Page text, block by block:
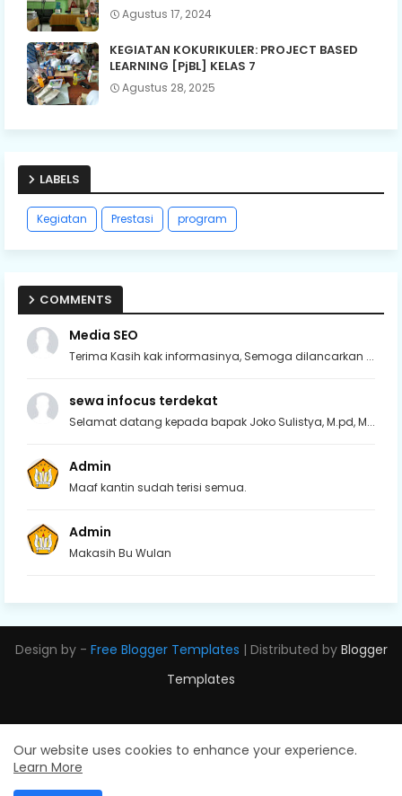
Agustus 17, 2024
KEGIATAN KOKURIKULER: PROJECT BASED
LEARNING [PjBL] KELAS 7
Agustus 28, 2025
LABELS
Kegiatan Prestasi program
COMMENTS
Media SEO
Terima Kasih kak informasinya, Semoga dilancarkan ...
sewa infocus terdekat
Selamat datang kepada bapak Joko Sulistya, M.pd, M...
Admin
Maaf kantin sudah terisi semua.
Admin
Makasih Bu Wulan
Design by - Free Blogger Templates | Distributed by Blogger
Templates
Our website uses cookies to enhance your experience.
Learn More